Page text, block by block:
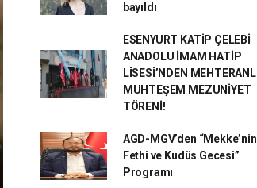
bayıldı
ESENYURT KATİP ÇELEBİ
ANADOLU İMAM HATİP
LİSESİ’NDEN MEHTERANLI
MUHTEŞEM MEZUNİYET
TÖRENİ!
AGD-MGV’den “Mekke’nin
Fethi ve Kudüs Gecesi”
Programı